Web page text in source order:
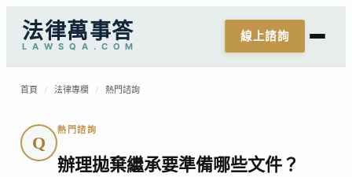
法律萬事答
L A W S Q A . C O M
線上諮詢
首頁 / 法律專欄 / 熱門諮詢
Q
熱門諮詢
辦理拋棄繼承要準備哪些文件？